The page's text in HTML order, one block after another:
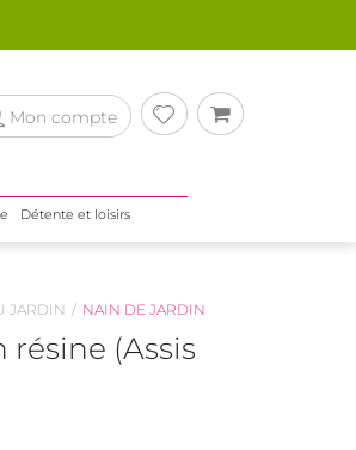
Mon compte
Détente et loisirs
JARDIN NAIN DE JARDIN
(Assis